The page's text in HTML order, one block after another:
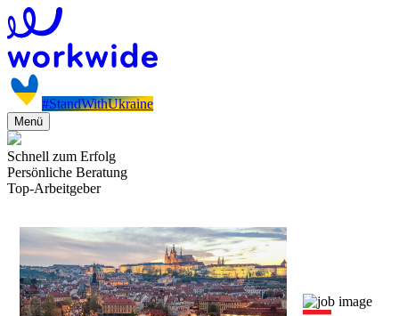
#StandWithUkraine
Menü
Schnell zum Erfolg
Persönliche Beratung
Top-Arbeitgeber